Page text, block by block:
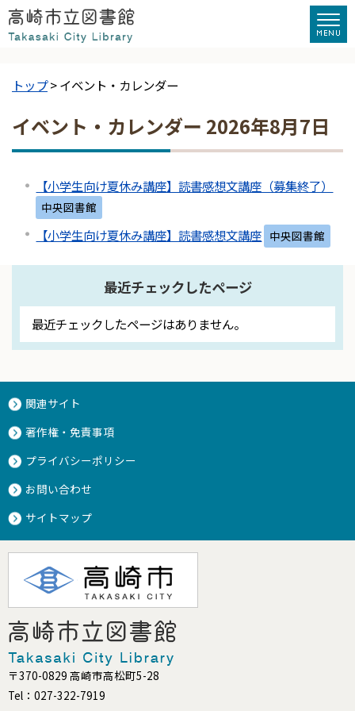
トップ> イベント・カレンダー
イベント・カレンダー 2026年8月7日
【小学生向け夏休み講座】読書感想文講座（募集終了）
中央図書館
【小学生向け夏休み講座】読書感想文講座 中央図書館
最近チェックしたページ
最近チェックしたページはありません。
関連サイト
著作権・免責事項
プライバシーポリシー
お問い合わせ
サイトマップ
〒370-0829 高崎市高松町5-28
Tel：027-322-7919